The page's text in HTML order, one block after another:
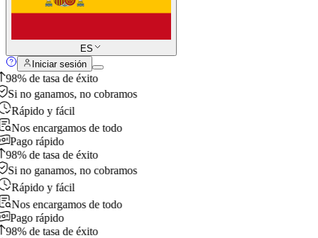
ES
Iniciar sesión
98% de tasa de éxito
Si no ganamos, no cobramos
Rápido y fácil
Nos encargamos de todo
Pago rápido
98% de tasa de éxito
Si no ganamos, no cobramos
Rápido y fácil
Nos encargamos de todo
Pago rápido
98% de tasa de éxito